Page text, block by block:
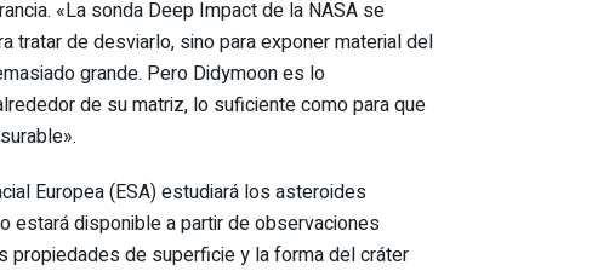
«La sonda Deep Impact de la NASA se
tratar de desviarlo, sino para exponer material del
grande. Pero Didymoon es lo
de su matriz, lo suficiente como para que
Europea (ESA) estudiará los asteroides
estará disponible a partir de observaciones
propiedades de superficie y la forma del cráter